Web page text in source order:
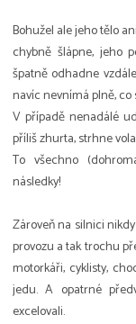
Bohužel ale jeho tělo
chybně šlápne, jeho
špatně odhadne
navíc nevnímá plně,
V případě nenadálé
příliš zhurta, strhne
To všechno
následky!
Zároveň na silnici
provozu a tak trochu
motorkáři, cyklisty,
jedu. A opatrné
excelovali.